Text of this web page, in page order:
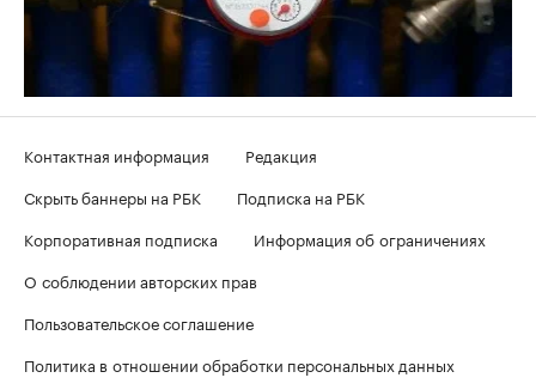
Контактная информация
Редакция
Скрыть баннеры на РБК
Подписка на РБК
Корпоративная подписка
Информация об ограничениях
О соблюдении авторских прав
Пользовательское соглашение
Политика в отношении обработки персональных данных